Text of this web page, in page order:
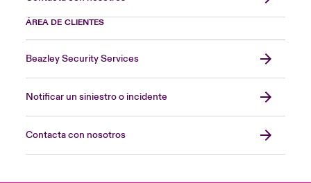
ÁREA DE CLIENTES
Beazley Security Services
Notificar un siniestro o incidente
Contacta con nosotros